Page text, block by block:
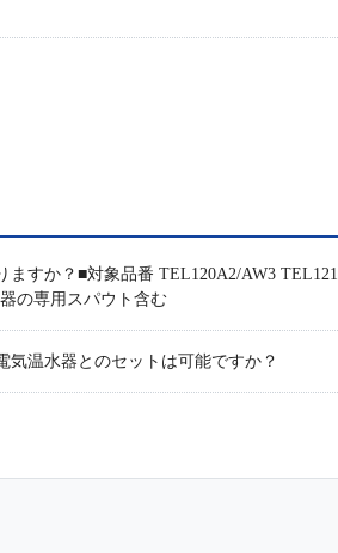
すか？■対象品番 TEL120A2/AW3 TEL121
の専用スパウト含む
気温水器とのセットは可能ですか？